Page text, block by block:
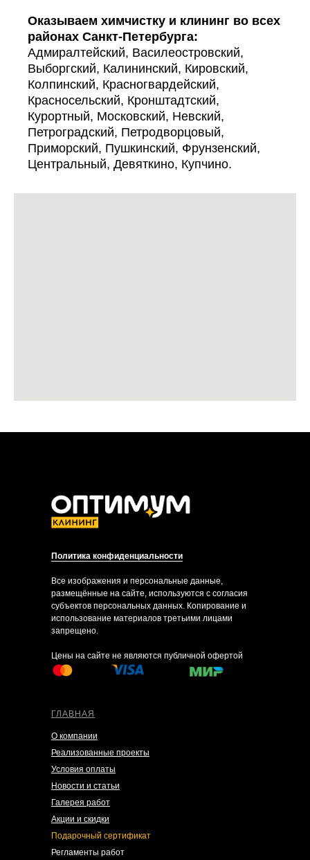
Оказываем химчистку и клининг во всех
районах Санкт-Петербурга:
Адмиралтейский, Василеостровский,
Выборгский, Калининский, Кировский,
Колпинский, Красногвардейский,
Красносельский, Кронштадтский,
Курортный, Московский, Невский,
Петроградский, Петродворцовый,
Приморский, Пушкинский, Фрунзенский,
Центральный, Девяткино, Купчино.
ГЛАВНАЯ
О компании
Реализованные проекты
Условия оплаты
Новости и статьи
Галерея работ
Акции и скидки
Подарочный сертификат
Регламенты работ
Политика конфиденциальности
Все изображения и персональные данные,
размещённые на сайте, используются с согласия
субъектов персональных данных. Копирование и
использование материалов третьими лицами
запрещено.
Цены на сайте не являются публичной офертой